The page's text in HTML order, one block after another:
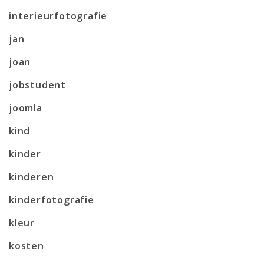
interieurfotografie
jan
joan
jobstudent
joomla
kind
kinder
kinderen
kinderfotografie
kleur
kosten